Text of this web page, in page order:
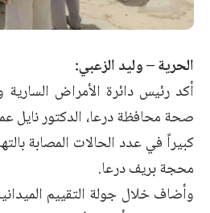
الحرية – وليد الزعبي:
أكد رئيس دائرة الأمراض
صحة محافظة درعا، الدكتور نايل
كبيراً في عدد الحالات المصابة
محجة بريف درعا.
وأضاف خلال جولة التقييم